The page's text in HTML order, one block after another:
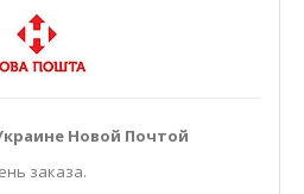
Новой Почтой
заказа.